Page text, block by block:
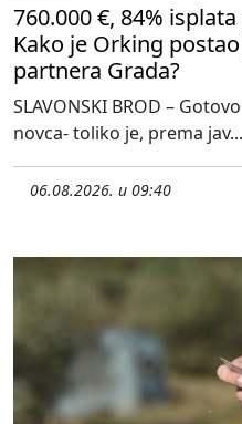
760.000 €, 84%
Kako je Orking
partnera Grada?
SLAVONSKI BROD –
novca- toliko je, prema jav...
06.08.2026. u 09:40